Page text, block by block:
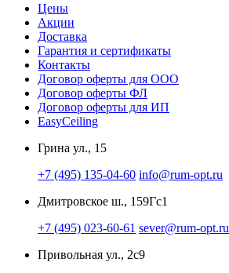
Цены
Акции
Доставка
Гарантия и сертификаты
Контакты
Договор оферты для ООО
Договор оферты ФЛ
Договор оферты для ИП
EasyCeiling
Грина ул., 15
+7 (495) 135-04-60 info@rum-opt.ru
Дмитровское ш., 159Гс1
+7 (495) 023-60-61 sever@rum-opt.ru
Привольная ул., 2с9